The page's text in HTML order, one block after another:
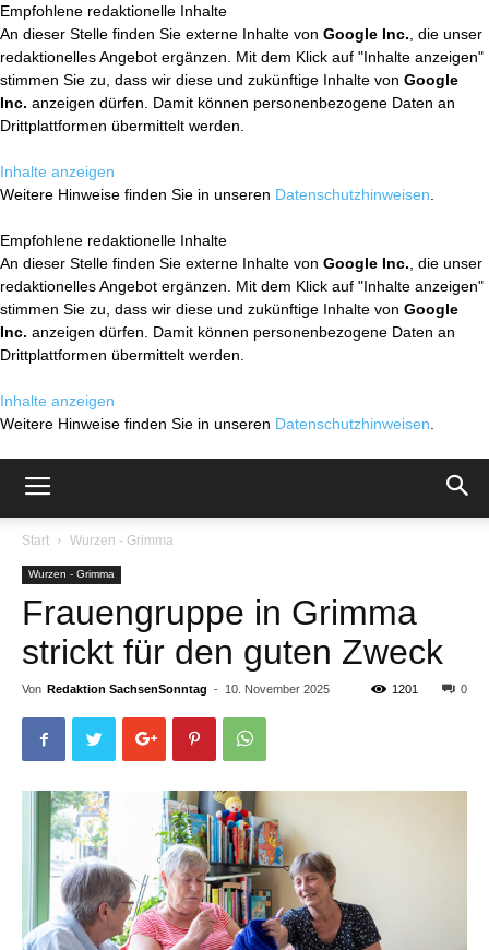
Empfohlene redaktionelle Inhalte
An dieser Stelle finden Sie externe Inhalte von Google Inc. , die unser
redaktionelles Angebot ergänzen. Mit dem Klick auf "Inhalte anzeigen"
stimmen Sie zu, dass wir diese und zukünftige Inhalte von Google
Inc. anzeigen dürfen. Damit können personenbezogene Daten an
Drittplattformen übermittelt werden.
Inhalte anzeigen
Weitere Hinweise finden Sie in unseren Datenschutzhinweisen
Empfohlene redaktionelle Inhalte
An dieser Stelle finden Sie externe Inhalte von Google Inc. , die unser
redaktionelles Angebot ergänzen. Mit dem Klick auf "Inhalte anzeigen"
stimmen Sie zu, dass wir diese und zukünftige Inhalte von Google
Inc. anzeigen dürfen. Damit können personenbezogene Daten an
Drittplattformen übermittelt werden.
Inhalte anzeigen
Weitere Hinweise finden Sie in unseren Datenschutzhinweisen
Start Wurzen - Grimma
Wurzen - Grimma
Frauengruppe in Grimma
strickt für den guten Zweck
Von Redaktion SachsenSonntag - 10. November 2025 0
1201